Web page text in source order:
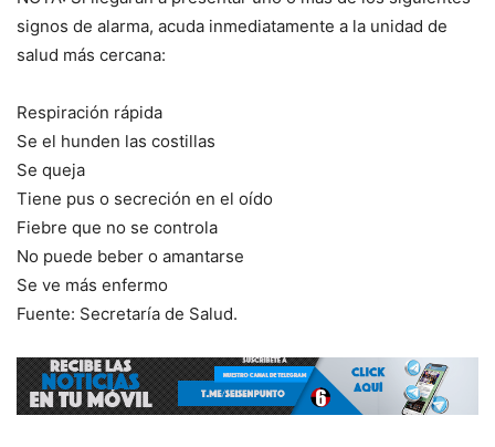
signos de alarma, acuda inmediatamente a la unidad de
salud más cercana:
Respiración rápida
Se el hunden las costillas
Se queja
Tiene pus o secreción en el oído
Fiebre que no se controla
No puede beber o amantarse
Se ve más enfermo
Fuente: Secretaría de Salud.